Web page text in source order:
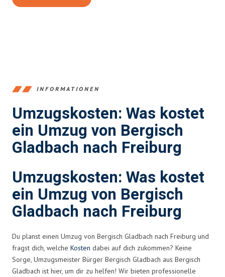
INFORMATIONEN
Umzugskosten: Was kostet
ein Umzug von Bergisch
Gladbach nach Freiburg
Umzugskosten: Was kostet
ein Umzug von Bergisch
Gladbach nach Freiburg
Du planst einen Umzug von Bergisch Gladbach nach Freiburg und
fragst dich, welche Kosten dabei auf dich zukommen? Keine
Sorge, Umzugsmeister Bürger Bergisch Gladbach aus Bergisch
Gladbach ist hier, um dir zu helfen! Wir bieten professionelle